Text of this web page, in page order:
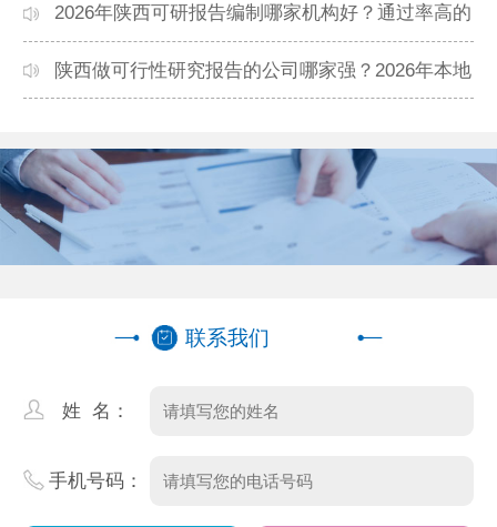
靠谱？正规团队推荐
2026年陕西可研报告编制哪家机构好？通过率高的
本地公司推荐
陕西做可行性研究报告的公司哪家强？2026年本地
联系我们
姓 名：
手机号码：